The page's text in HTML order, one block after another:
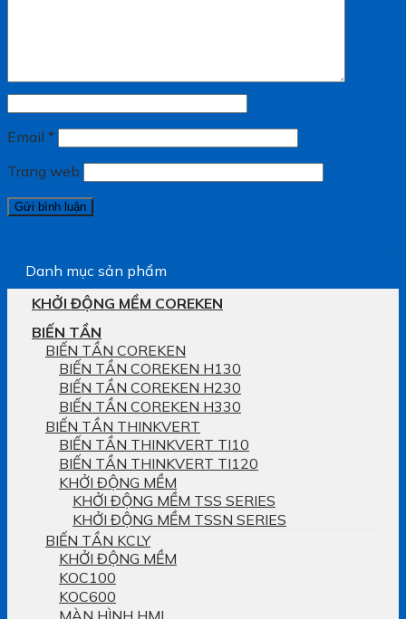
Email *
Trang web
Danh mục sản phẩm
KHỞI ĐỘNG MỀM COREKEN
BIẾN TẦN
BIẾN TẦN COREKEN
BIẾN TẦN COREKEN H130
BIẾN TẦN COREKEN H230
BIẾN TẦN COREKEN H330
BIẾN TẦN THINKVERT
BIẾN TẦN THINKVERT TI10
BIẾN TẦN THINKVERT TI120
KHỞI ĐỘNG MỀM
KHỞI ĐỘNG MỀM TSS SERIES
KHỞI ĐỘNG MỀM TSSN SERIES
BIẾN TẦN KCLY
KHỞI ĐỘNG MỀM
KOC100
KOC600